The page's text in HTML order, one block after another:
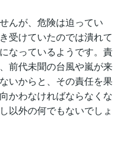
んが、危険は迫ってい
受けていたのでは潰れて
なっているようです。責
前代未聞の台風や嵐が来
いからと、その責任を果
かわなければならなくな
以外の何でもないでしょ